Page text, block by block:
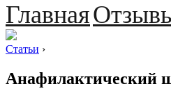
Главная
Статьи ›
Анафилактический